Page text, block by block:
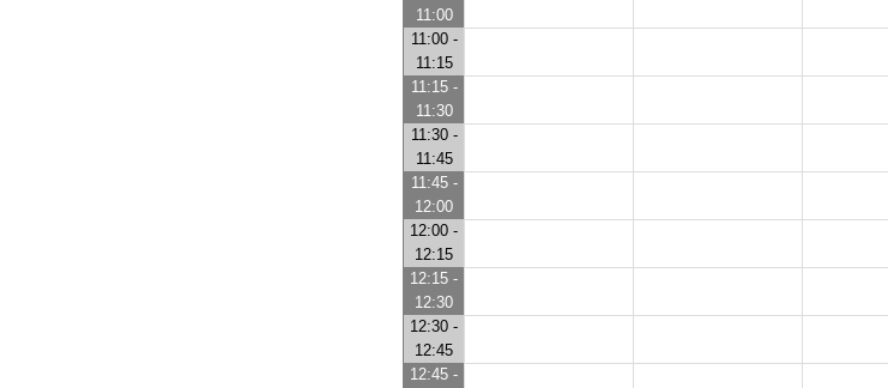
11:00
11:00 -
11:15
11:15 -
11:30
11:30 -
11:45
11:45 -
12:00
12:00 -
12:15
12:15 -
12:30
12:30 -
12:45
12:45 -